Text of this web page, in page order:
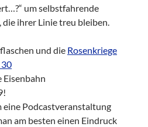
um selbstfahrende
die ihrer Linie treu bleiben.
und die Rosenkriege
Eisenbahn
eine Podcastveranstaltung
am besten einen Eindruck